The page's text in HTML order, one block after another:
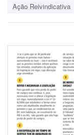
Ação Reivindicativa